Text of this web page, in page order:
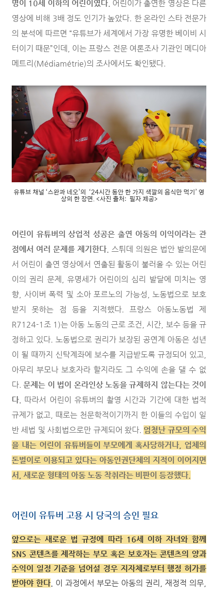
명이 10세 이하의 어린이였다. 어린이가 출연한 영상은 다른
영상에 비해 3배 정도 인기가 높았다. 한 온라인 스타 전문가
의 분석에 따르면 “유튜브가 세계에서 가장 유명한 베이비 시
터이기 때문”인데, 이는 프랑스 전문 여론조사 기관인 메디아
메트리(Médiamétrie)의 조사에서도 확인됐다.
유튜브 채널 ‘스완과 네오’의 ‘24시간 동안 한 가지 색깔의 음식만 먹기’ 영
상의 한 장면. <사진 출처: 필자 제공>
어린이 유튜버의 상업적 성공은 출연 아동의 이익이라는 관
점에서 여러 문제를 제기한다. 스튀데 의원은 법안 발의문에
서 어린이 출연 영상에서 연출된 활동이 불러올 수 있는 어린
이의 권리 문제, 유명세가 어린이의 심리 발달에 미치는 영
향, 사이버 폭력 및 소아 포르노의 가능성, 노동법으로 보호
받지 못하는 점 등을 지적했다. 프랑스 아동노동법 제
R7124-1조 1)는 아동 노동의 근로 조건, 시간, 보수 등을 규
정하고 있다. 노동법으로 권리가 보장된 공연계 아동은 성년
이 될 때까지 신탁계좌에 보수를 지급받도록 규정되어 있고,
아무리 부모나 보호자라 할지라도 그 수익에 손을 댈 수 없
다.문제는 이 법이 온라인상 노동을 규제하지 않는다는 것이
다.
따라서 어린이 유튜버의 촬영 시간과 기간에 대한 법적
규제가 없고, 때로는 천문학적이기까지 한 이들의 수입이 일
반 세법 및 사회법으로만 규제되어 왔다. 엄청난 규모의 수익
을 내는 어린이 유튜버들이 부모에게 혹사당하거나, 업체의
돈벌이로 이용되고 있다는 아동인권단체의 지적이 이어지면
서, 새로운 형태의 아동 노동 착취라는 비판이 등장했다.
어린이 유튜버 고용 시 당국의 승인 필요
앞으로는 새로운 법 규정에 따라 16세 이하 자녀와 함께
SNS 콘텐츠를 제작하는 부모 혹은 보호자는 콘텐츠의 양과
수익이 일정 기준을 넘어설 경우 지자체로부터 행정 허가를
받아야 한다 이 과정에서 부모는 아동의 권리, 재정적 의무,